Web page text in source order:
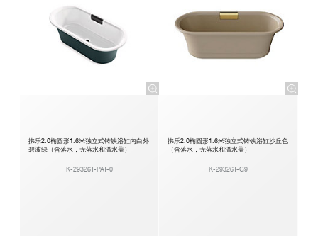
拂乐2.0椭圆形1.6米独立式铸铁浴缸内白外
碧波绿（含落水，无落水和溢水盖）
K-29326T-PAT-0
拂乐2.0椭圆形1.6米独立式铸铁浴缸沙丘色
（含落水，无落水和溢水盖）
K-29326T-G9